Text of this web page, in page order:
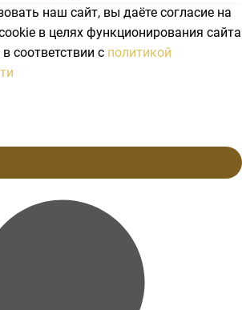
наш сайт, вы даёте согласие на
в целях функционирования сайта
соответствии с политикой